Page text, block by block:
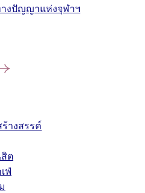
งปัญญาแห่งจุฬาฯ
างสรรค์
ต
ฟ่